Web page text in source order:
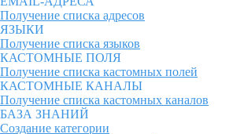
Получение списка адресов
ЯЗЫКИ
Получение списка языков
КАСТОМНЫЕ ПОЛЯ
Получение списка кастомных полей
КАСТОМНЫЕ КАНАЛЫ
Получение списка кастомных каналов
БАЗА ЗНАНИЙ
Создание категории